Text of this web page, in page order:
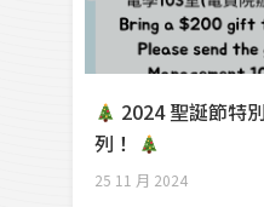
2024 聖誕節特
列！
25 11 月 2024